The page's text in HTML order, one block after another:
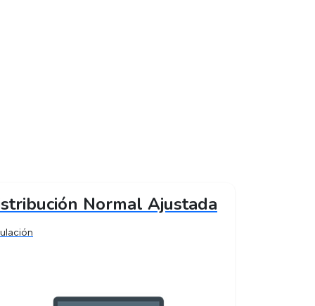
Normal Ajustada